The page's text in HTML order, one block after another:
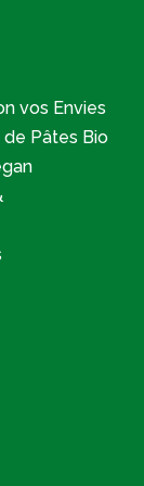
vos Envies
de Pâtes Bio